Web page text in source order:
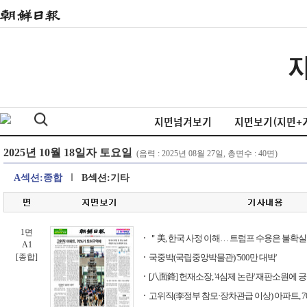
지면넘겨보기 지면보기(지면+
A섹션:종합 B섹션:기타
1면
A1
[종합]
＂美, 한국 사정 이해… 트럼프 수용은 불확
국중박(국립중앙박물관) '500만 대박'
[八面鋒] 헌재소장, '4심제 논란' 재판소원에
고위직(李정부 참모·장차관급 이상) 아파트,